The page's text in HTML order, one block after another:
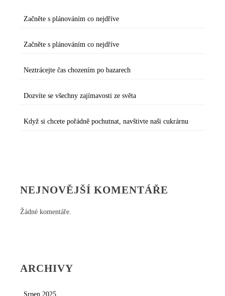
Začněte s plánováním co nejdříve
Začněte s plánováním co nejdříve
Neztrácejte čas chozením po bazarech
Dozvíte se všechny zajímavosti ze světa
Když si chcete pořádně pochutnat, navštivte naši cukrárnu
NEJNOVĚJŠÍ KOMENTÁŘE
Žádné komentáře.
ARCHIVY
Srpen 2025